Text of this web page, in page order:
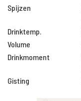
Spijzen
Drinktemp.
Volume
Drinkmoment
Gisting